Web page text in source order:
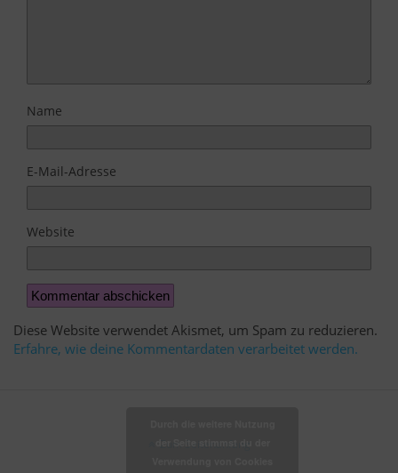
Name
E-Mail-Adresse
Website
Diese Website verwendet Akismet, um Spam zu reduzieren.
Erfahre, wie deine Kommentardaten verarbeitet werden.
Zum Seitenanfang
der Seite stimmst du der